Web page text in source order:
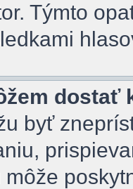
Týmto
dostať
byť